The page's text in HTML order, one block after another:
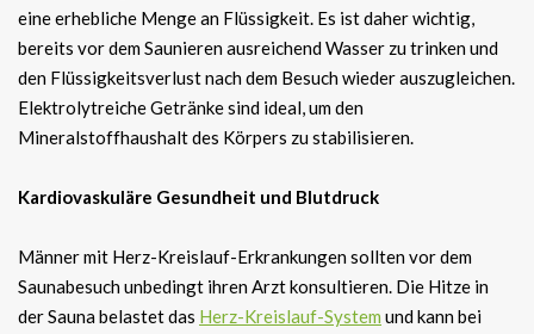
eine erhebliche Menge an Flüssigkeit. Es ist daher wichtig,
bereits vor dem Saunieren ausreichend Wasser zu trinken und
den Flüssigkeitsverlust nach dem Besuch wieder auszugleichen.
Elektrolytreiche Getränke sind ideal, um den
Mineralstoffhaushalt des Körpers zu stabilisieren.
Kardiovaskuläre Gesundheit und Blutdruck
Männer mit Herz-Kreislauf-Erkrankungen sollten vor dem
Saunabesuch unbedingt ihren Arzt konsultieren. Die Hitze in
der Sauna belastet das Herz-Kreislauf-System und kann bei